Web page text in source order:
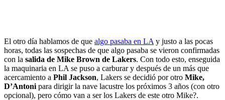
El otro día hablamos de que algo pasaba en LA y justo a las pocas
horas, todas las sospechas de que algo pasaba se vieron confirmadas
con la salida de Mike Brown de Lakers. Con todo esto, enseguida
la maquinaria en LA se puso a carburar y después de un más que
acercamiento a Phil Jackson, Lakers se decidió por otro Mike,
D’Antoni para dirigir la nave lacustre los próximos 3 años (con otro
opcional), pero cómo van a ser los Lakers de este otro Mike?.